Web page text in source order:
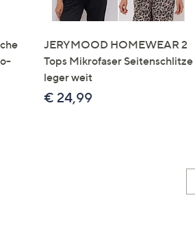
JERYMOOD HOMEWEAR 2
Tops Mikrofaser Seitenschlitze
leger weit
€ 24,99